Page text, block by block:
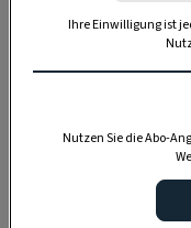
Haus von Wien.
wurde es 1872
seiner Errichtung
Schmollgruber
Generation. Er
antiker
Ihre Einwilligung ist
Nutzen Sie die Abo-